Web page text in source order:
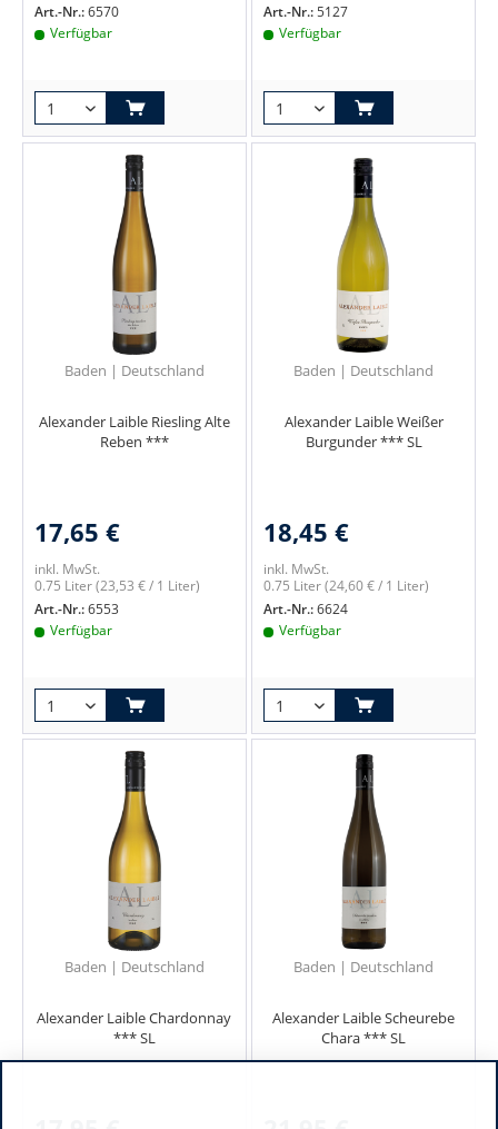
Art.-Nr.:6570
Verfügbar
Art.-Nr.:5127
Verfügbar
Baden | Deutschland
Alexander Laible Riesling Alte
Reben ***
17,65 €
inkl. MwSt.
0.75 Liter(23,53 € / 1 Liter)
Art.-Nr.:6553
Verfügbar
Baden | Deutschland
Alexander Laible Weißer
Burgunder *** SL
18,45 €
inkl. MwSt.
0.75 Liter(24,60 € / 1 Liter)
Art.-Nr.:6624
Verfügbar
Baden | Deutschland
Alexander Laible Chardonnay
*** SL
Baden | Deutschland
Alexander Laible Scheurebe
Chara *** SL